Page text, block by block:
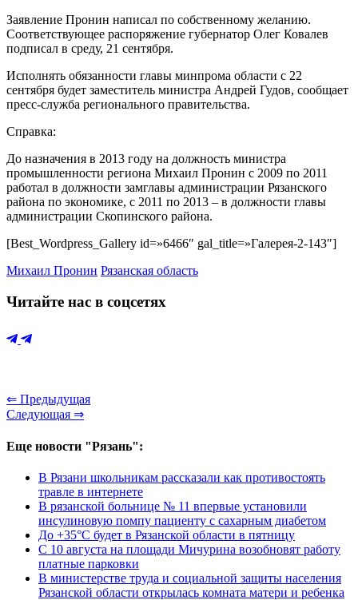
Заявление Пронин написал по собственному желанию.
Соответствующее распоряжение губернатор Олег Ковалев
подписал в среду, 21 сентября.
Исполнять обязанности главы минпрома области с 22
сентября будет заместитель министра Андрей Гудов, сообщает
пресс-служба регионального правительства.
Справка:
До назначения в 2013 году на должность министра
промышленности региона Михаил Пронин с 2009 по 2011
работал в должности замглавы администрации Рязанского
района по экономике, с 2011 по 2013 – в должности главы
администрации Скопинского района.
[Best_Wordpress_Gallery id=»6466″ gal_title=»Галерея-2-143″]
Михаил Пронин Рязанская область
Читайте нас в соцсетях
⇐ Предыдущая
Следующая ⇒
Еще новости "Рязань":
В Рязани школьникам рассказали как противостоять
травле в интернете
В рязанской больнице № 11 впервые установили
инсулиновую помпу пациенту с сахарным диабетом
До +35°С будет в Рязанской области в пятницу
С 10 августа на площади Мичурина возобновят работу
платные парковки
В министерстве труда и социальной защиты населения
Рязанской области открылась комната матери и ребенка